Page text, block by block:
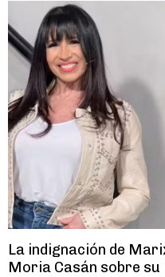
La indignación de
Moria Casán sobre su